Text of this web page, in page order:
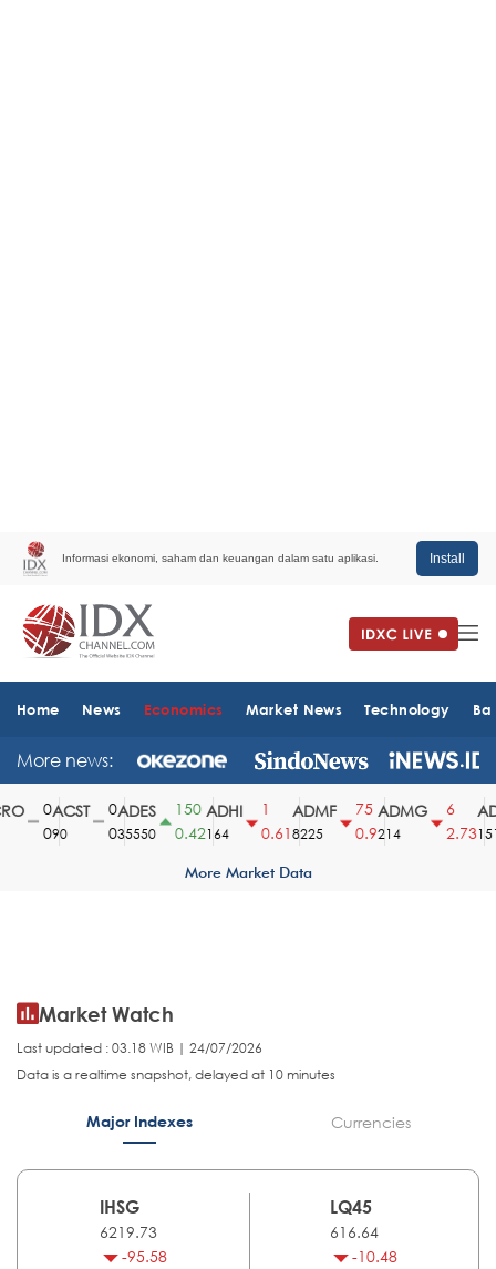
Informasi ekonomi, saham dan keuangan dalam satu aplikasi. Install
Home News Economics Market News Technology
More news:
ACST
90
ADES
35550
150
0.42
ADHI
164
0.61
ADMF
8225
75
0.9
ADMG
214
2.731510
More Market Data
Market Watch
Last updated : 03.18 WIB | 24/07/2026
Data is a realtime snapshot, delayed at 10 minutes
Major Indexes Currencies
IHSG
6219.73
-95.58
LQ45
616.64
-10.48